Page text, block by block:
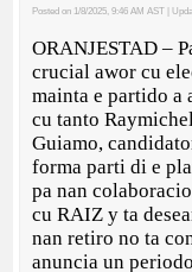
Posted on 1/8/2025, 9:46 AM AST |
ORANJESTAD –
crucial awor cu
mainta e partido a
cu tanto
Guiamo,
forma parti di e
pa nan
cu RAIZ y ta
nan retiro no ta
anuncia un